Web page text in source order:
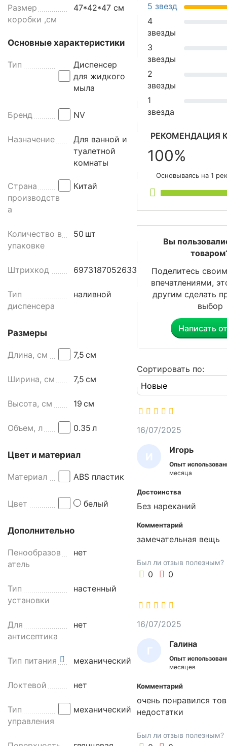
п
е
с
р
ж
д
о
ы
N
V
5
м
л
е
ы
п
а
т
к
в
S
-
6
4
W
р
е
н
з
а
ч
н
Размер
коробки ,см
47*42*47 см
Основные характеристики
Тип
Диспенсер
для жидкого
мыла
Бренд NV
Назначение
Для ванной и
туалетной
комнаты
Страна
производств
а
Китай
Количество в
упаковке
50 шт
Штрихкод 6973187052633
Тип
диспенсера
наливной
Размеры
Длина, см 7,5 см
Ширина, см 7,5 см
Высота, см 19 см
Объем, л 0.35 л
Цвет и материал
Материал ABS пластик
Цвет белый
Дополнительно
Пенообразов
атель
нет
Тип
установки
настенный
Для
антисептика
нет
Тип питания механический
Локтевой нет
Тип
управления
механический
5 звезд
4
звезды
3
звезды
2
звезды
1
звезда
РЕКОМЕНДАЦИЯ
100%
Основываясь на 1
Вы
Поделитесь
впечатлениями,
другим сделать
выбор
Написать
Сортировать по:
И
Г
Игорь
Опыт
месяца
16/07/2025
Достоинства
Без нареканий
Комментарий
замечательная вещь
Был ли отзыв полезным?
0 0
Г
А
Н
Галина
Опыт
месяцев
16/07/2025
Комментарий
очень понравился
недостатки
Был ли отзыв полезным?